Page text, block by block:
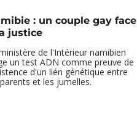
: un couple gay face
justice
de l'Intérieur namibien
un test ADN comme preuve de
d'un lién génétique entre
et les jumelles.